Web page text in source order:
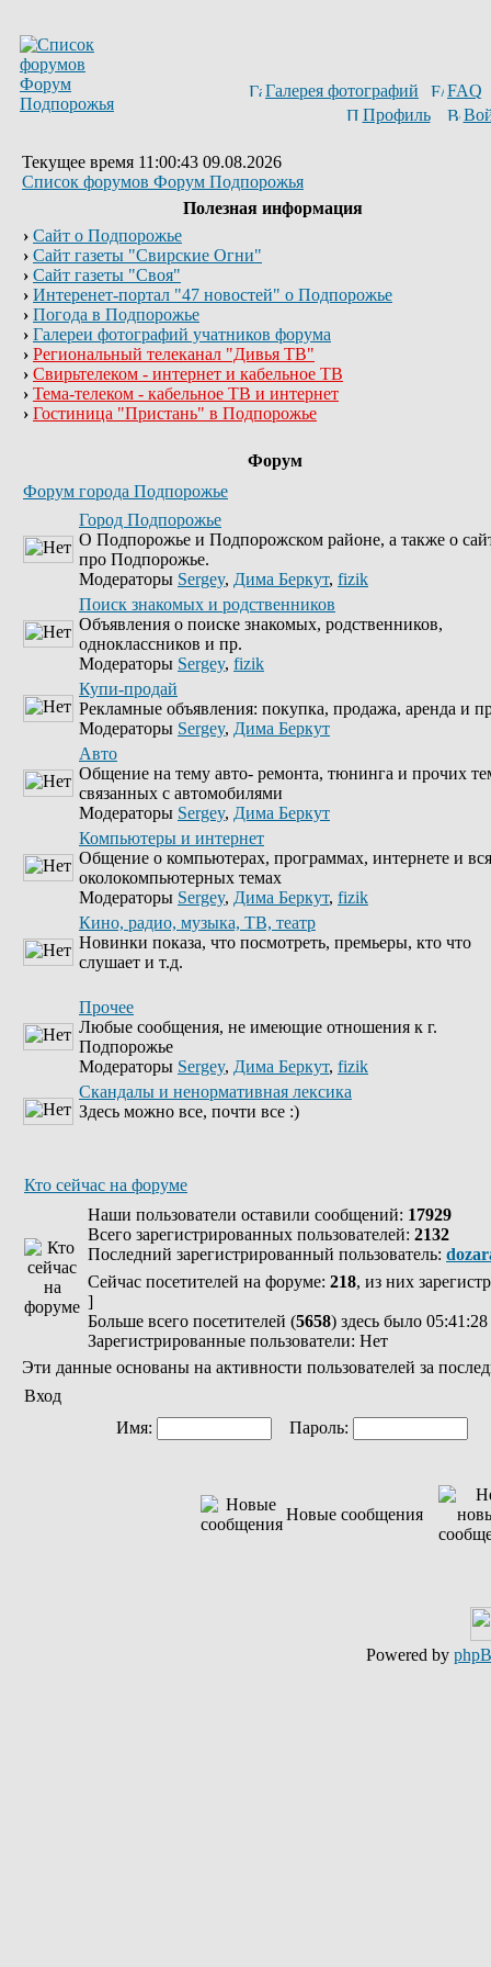
Галерея фотографий
FAQ
Профиль
Текущее время 11:00:43 09.08.2026
Список форумов Форум Подпорожья
Полезная информация
› Сайт о Подпорожье
› Сайт газеты "Свирские Огни"
› Сайт газеты "Своя"
› Интеренет-портал "47 новостей" о Подпорожье
› Погода в Подпорожье
› Галереи фотографий учатников форума
› Региональный телеканал "Дивья ТВ"
› Свирьтелеком - интернет и кабельное ТВ
› Тема-телеком - кабельное ТВ и интернет
› Гостиница "Пристань" в Подпорожье
Форум
Форум города Подпорожье
Город Подпорожье
О Подпорожье и Подпорожском районе, а также о
про Подпорожье.
Модераторы Sergey, Дима Беркут, fizik
Поиск знакомых и родственников
Объявления о поиске знакомых, родственников,
одноклассников и пр.
Модераторы Sergey, fizik
Купи-продай
Рекламные объявления: покупка, продажа, аренда и
Модераторы Sergey, Дима Беркут
Авто
Общение на тему авто- ремонта, тюнинга и прочих
связанных с автомобилями
Модераторы Sergey, Дима Беркут
Компьютеры и интернет
Общение о компьютерах, программах, интернете и
околокомпьютерных темах
Модераторы Sergey, Дима Беркут, fizik
Кино, радио, музыка, ТВ, театр
Новинки показа, что посмотреть, премьеры, кто что
слушает и т.д.
Прочее
Любые сообщения, не имеющие отношения к г.
Подпорожье
Модераторы Sergey, Дима Беркут, fizik
Скандалы и ненормативная лексика
Здесь можно все, почти все :)
Кто сейчас на форуме
Наши пользователи оставили сообщений: 17929
Всего зарегистрированных пользователей: 2132
Последний зарегистрированный пользователь:
Сейчас посетителей на форуме: 218, из них
]
Больше всего посетителей (5658) здесь было
Зарегистрированные пользователи: Нет
Эти данные основаны на активности пользователей за
Вход
Имя:
Пароль:
Новые сообщения
Powered by